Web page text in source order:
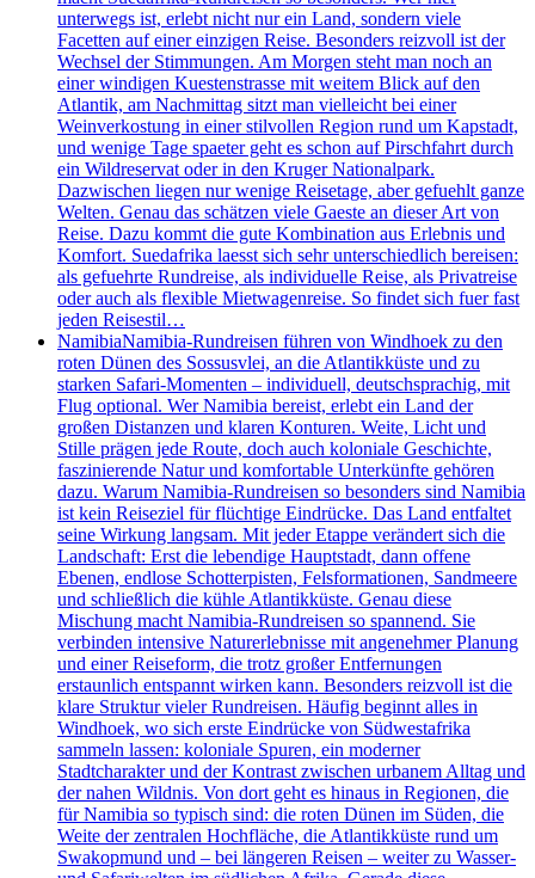
unterwegs ist, erlebt nicht nur ein Land, sondern viele
Facetten auf einer einzigen Reise. Besonders reizvoll ist der
Wechsel der Stimmungen. Am Morgen steht man noch an
einer windigen Kuestenstrasse mit weitem Blick auf den
Atlantik, am Nachmittag sitzt man vielleicht bei einer
Weinverkostung in einer stilvollen Region rund um Kapstadt,
und wenige Tage spaeter geht es schon auf Pirschfahrt durch
ein Wildreservat oder in den Kruger Nationalpark.
Dazwischen liegen nur wenige Reisetage, aber gefuehlt ganze
Welten. Genau das schätzen viele Gaeste an dieser Art von
Reise. Dazu kommt die gute Kombination aus Erlebnis und
Komfort. Suedafrika laesst sich sehr unterschiedlich bereisen:
als gefuehrte Rundreise, als individuelle Reise, als Privatreise
oder auch als flexible Mietwagenreise. So findet sich fuer fast
jeden Reisestil…
NamibiaNamibia-Rundreisen führen von Windhoek zu den
roten Dünen des Sossusvlei, an die Atlantikküste und zu
starken Safari-Momenten – individuell, deutschsprachig, mit
Flug optional. Wer Namibia bereist, erlebt ein Land der
großen Distanzen und klaren Konturen. Weite, Licht und
Stille prägen jede Route, doch auch koloniale Geschichte,
faszinierende Natur und komfortable Unterkünfte gehören
dazu. Warum Namibia-Rundreisen so besonders sind Namibia
ist kein Reiseziel für flüchtige Eindrücke. Das Land entfaltet
seine Wirkung langsam. Mit jeder Etappe verändert sich die
Landschaft: Erst die lebendige Hauptstadt, dann offene
Ebenen, endlose Schotterpisten, Felsformationen, Sandmeere
und schließlich die kühle Atlantikküste. Genau diese
Mischung macht Namibia-Rundreisen so spannend. Sie
verbinden intensive Naturerlebnisse mit angenehmer Planung
und einer Reiseform, die trotz großer Entfernungen
erstaunlich entspannt wirken kann. Besonders reizvoll ist die
klare Struktur vieler Rundreisen. Häufig beginnt alles in
Windhoek, wo sich erste Eindrücke von Südwestafrika
sammeln lassen: koloniale Spuren, ein moderner
Stadtcharakter und der Kontrast zwischen urbanem Alltag und
der nahen Wildnis. Von dort geht es hinaus in Regionen, die
für Namibia so typisch sind: die roten Dünen im Süden, die
Weite der zentralen Hochfläche, die Atlantikküste rund um
Swakopmund und – bei längeren Reisen – weiter zu Wasser-